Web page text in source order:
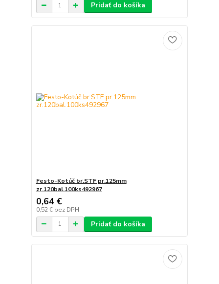
Pridať do košíka
Festo-Kotúč br.STF pr.125mm
zr.120bal.100ks492967
0,64 €
0,52 € bez DPH
Pridať do košíka